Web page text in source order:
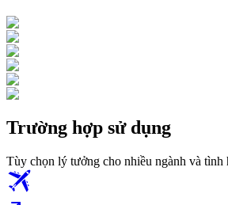
Trường hợp sử dụng
Tùy chọn lý tưởng cho nhiều ngành và tình